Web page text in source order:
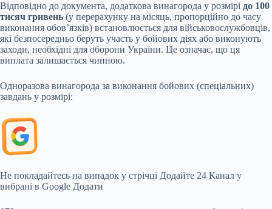
Відповідно до документа, додаткова винагорода у розмірі до 100
тисяч гривень (у перерахунку на місяць, пропорційно до часу
виконання обов’язків) встановлюється для військовослужбовців,
які безпосередньо беруть участь у бойових діях або виконують
заходи, необхідні для оборони України. Це означає, що ця
виплата залишається чинною.
Одноразова винагорода за виконання бойових (спеціальних)
завдань у розмірі:
Не покладайтесь на випадок у стрічці Додайте 24 Канал у
вибрані в Google Додати